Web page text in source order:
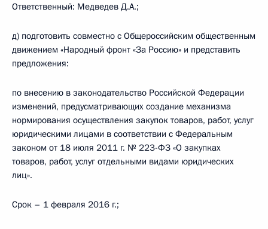
Ответственный: Медведев Д.А.;
д) подготовить совместно с Общероссийским общественным
движением «Народный фронт «За Россию» и представить
предложения:
по внесению в законодательство Российской Федерации
изменений, предусматривающих создание механизма
нормирования осуществления закупок товаров, работ, услуг
юридическими лицами в соответствии с Федеральным
законом от 18 июля 2011 г. № 223-ФЗ «О закупках
товаров, работ, услуг отдельными видами юридических
лиц».
Срок – 1 февраля 2016 г.;